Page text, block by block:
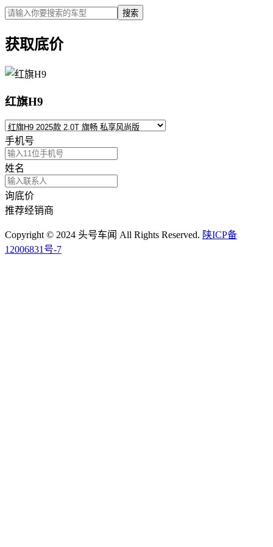
搜索
获取底价
红旗H9
手机号
姓名
询底价
推荐经销商
Copyright © 2024 头号车闻 All Rights Reserved. 陕ICP备
12006831号-7